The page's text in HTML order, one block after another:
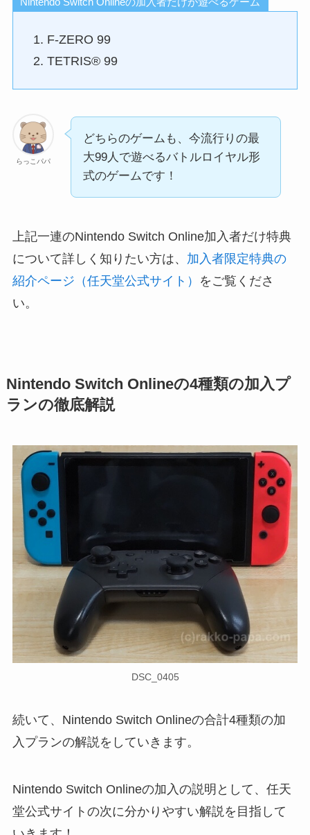
F-ZERO 99
TETRIS® 99
らっこパパ
どちらのゲームも、今流行りの最
大99人で遊べるバトルロイヤル形
式のゲームです！
上記一連のNintendo Switch Online加入者だけ特典
について詳しく知りたい方は、 加入者限定特典の
紹介ページ（任天堂公式サイト）
をご覧くださ
い。
Nintendo Switch Onlineの4種類の加入プ
ランの徹底解説
DSC_0405
続いて、Nintendo Switch Onlineの合計4種類の加
入プランの解説をしていきます。
Nintendo Switch Onlineの加入の説明として、任天
堂公式サイトの次に分かりやすい解説を目指して